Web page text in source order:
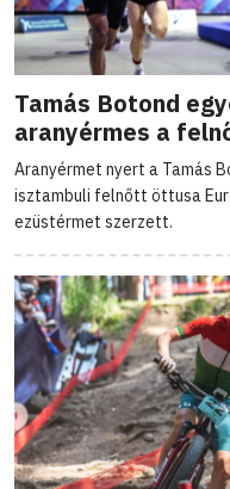
Tamás Botond
aranyérmes a
Aranyérmet nyert a Tamás
isztambuli felnőtt öttusa
ezüstérmet szerzett.